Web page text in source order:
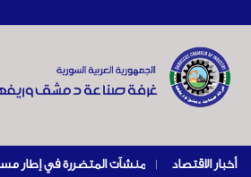
أخبار الاقتصاد |